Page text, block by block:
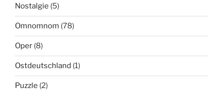
Nostalgie (5)
Omnomnom (78)
Oper (8)
Ostdeutschland (1)
Puzzle (2)